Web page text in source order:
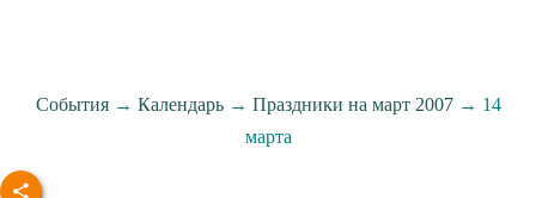
События→ Календарь→ Праздники на март 2007→ 14
марта